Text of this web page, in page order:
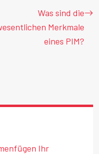
Was sind die
Merkmale
eines PIM?
Ihr